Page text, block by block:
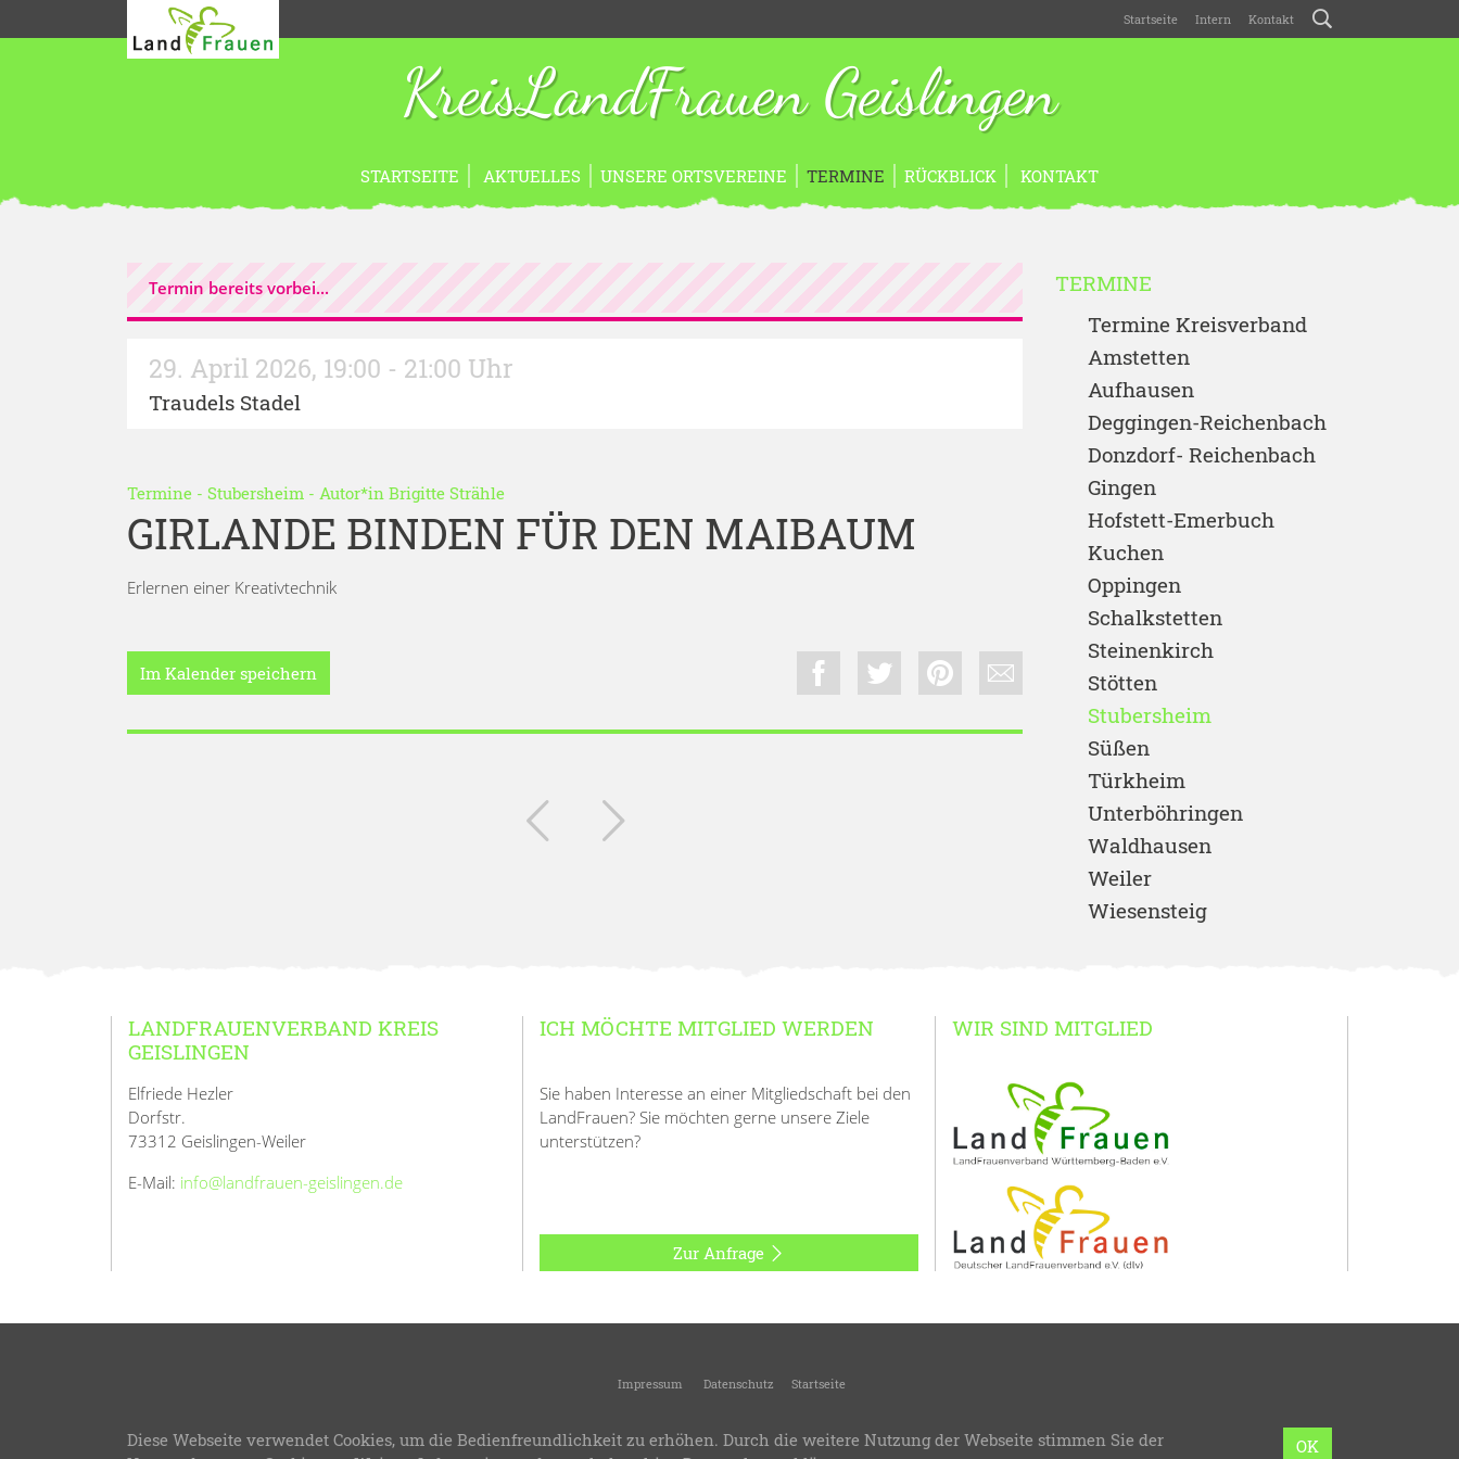
Startseite Intern Kontakt
KreisLandFrauen Geislingen
STARTSEITE AKTUELLES UNSERE ORTSVEREINE TERMINE RÜCKBLICK KONTAKT
Termin bereits vorbei...
29. April 2026, 19:00 - 21:00 Uhr
Traudels Stadel
Termine - Stubersheim - Autor*in Brigitte Strähle
GIRLANDE BINDEN FÜR DEN MAIBAUM
Erlernen einer Kreativtechnik
Im Kalender speichern
TERMINE
Termine Kreisverband
Amstetten
Aufhausen
Deggingen-Reichenbach
Donzdorf- Reichenbach
Gingen
Hofstett-Emerbuch
Kuchen
Oppingen
Schalkstetten
Steinenkirch
Stötten
Stubersheim
Süßen
Türkheim
Unterböhringen
Waldhausen
Weiler
Wiesensteig
LANDFRAUENVERBAND KREIS
GEISLINGEN
Elfriede Hezler
Dorfstr.
73312 Geislingen-Weiler
E-Mail: info@landfrauen-geislingen.de
ICH MÖCHTE MITGLIED WERDEN
Sie haben Interesse an einer Mitgliedschaft bei den
LandFrauen? Sie möchten gerne unsere Ziele
unterstützen?
Zur Anfrage
WIR SIND MITGLIED
Impressum Datenschutz
Startseite
LFWB Theme Version 3.8-Bereitstellung:LandFrauenverband Württemberg-Baden e.V.-Design & Programmierung:bzweic GmbH OK
Diese Webseite verwendet Cookies, um die Bedienfreundlichkeit zu erhöhen. Durch die weitere Nutzung der Webseite stimmen Sie der